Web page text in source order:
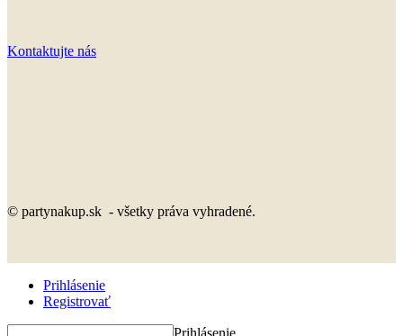
Kontaktujte nás
© partynakup.sk - všetky práva vyhradené.
Prihlásenie
Registrovať
Prihlásenie